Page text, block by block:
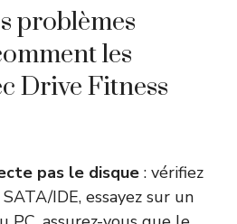
problèmes
les
Drive Fitness
pas le disque : vérifiez
IDE, essayez sur un